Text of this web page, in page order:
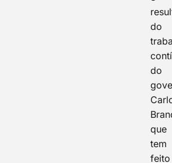
do
do
que
tem
feito